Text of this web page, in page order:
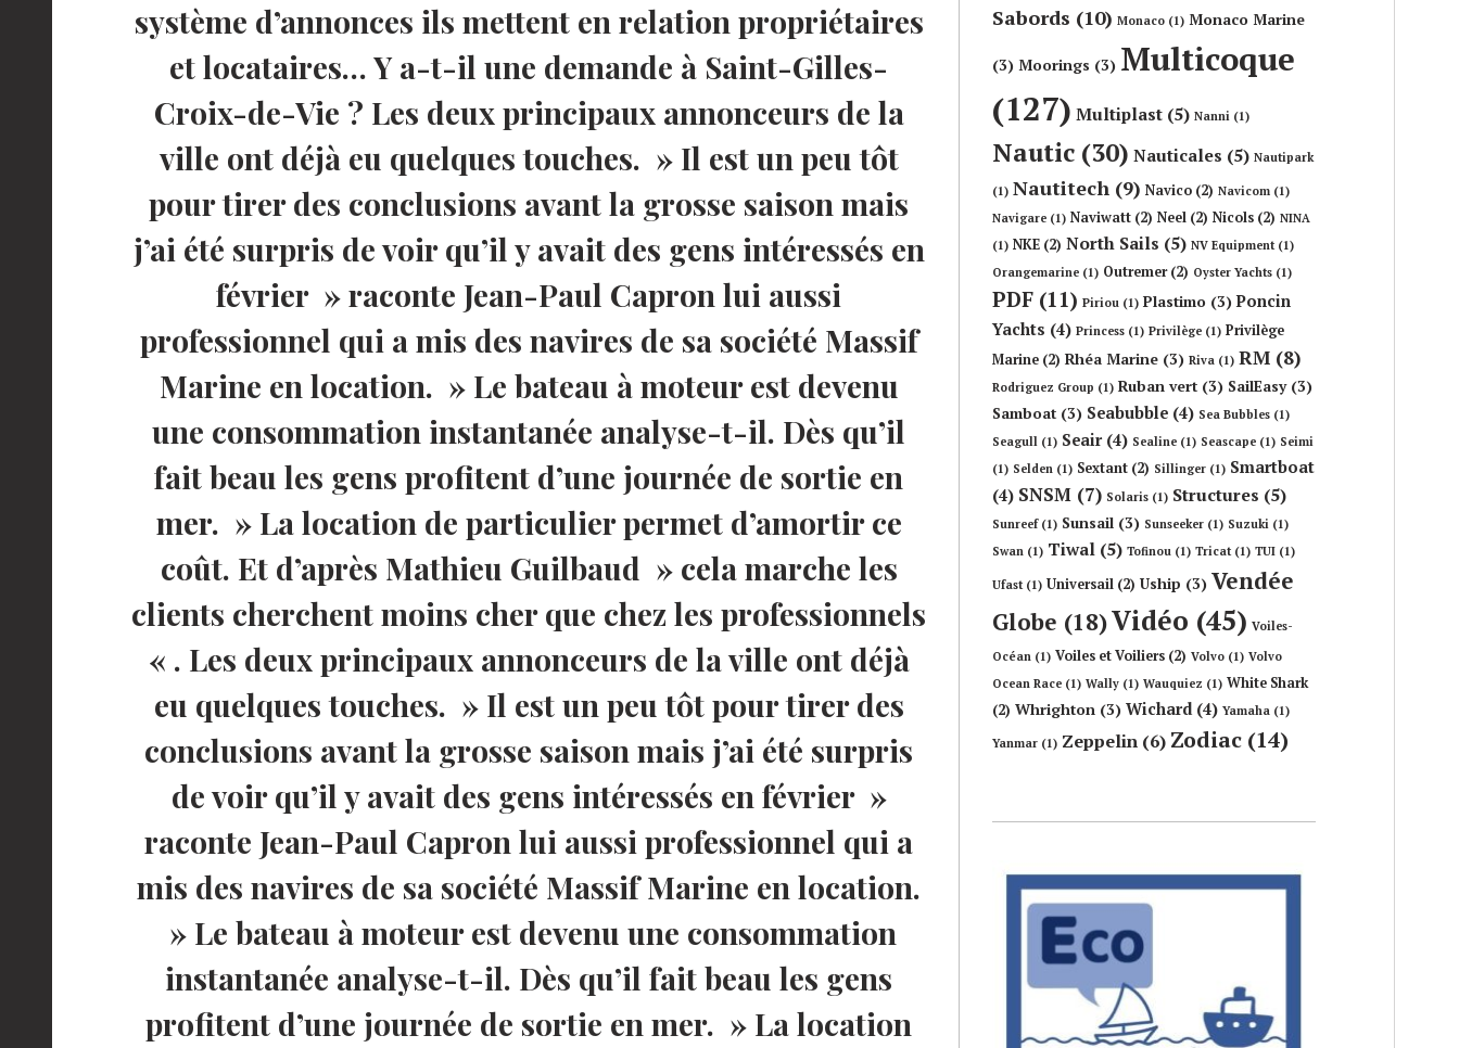
système d’annonces ils mettent en relation propriétaires
et locataires… Y a-t-il une demande à Saint-Gilles-
Croix-de-Vie ? Les deux principaux annonceurs de la
ville ont déjà eu quelques touches. » Il est un peu tôt
pour tirer des conclusions avant la grosse saison mais
j’ai été surpris de voir qu’il y avait des gens intéressés en
février » raconte Jean-Paul Capron lui aussi
professionnel qui a mis des navires de sa société Massif
Marine en location. » Le bateau à moteur est devenu
une consommation instantanée analyse-t-il. Dès qu’il
fait beau les gens profitent d’une journée de sortie en
mer. » La location de particulier permet d’amortir ce
coût. Et d’après Mathieu Guilbaud » cela marche les
clients cherchent moins cher que chez les professionnels
« . Les deux principaux annonceurs de la ville ont déjà
eu quelques touches. » Il est un peu tôt pour tirer des
conclusions avant la grosse saison mais j’ai été surpris
de voir qu’il y avait des gens intéressés en février »
raconte Jean-Paul Capron lui aussi professionnel qui a
mis des navires de sa société Massif Marine en location.
» Le bateau à moteur est devenu une consommation
instantanée analyse-t-il. Dès qu’il fait beau les gens
profitent d’une journée de sortie en mer. » La location
Sabords (10) Monaco (1) Monaco Marine
(3) Moorings (3) Multicoque
(127) Multiplast (5) Nanni (1)
Nautic (30) Nauticales (5) Nautipark
(1) Nautitech (9) Navico (2) Navicom (1)
Navigare (1) Naviwatt (2) Neel (2) Nicols (2) NINA
(1) NKE (2) North Sails (5) NV Equipment(1)
Orangemarine (1) Outremer(2) Oyster Yachts (1)
PDF (11) Piriou (1) Plastimo (3) Poncin
Yachts (4) Princess (1) Privilège (1) Privilège
Marine (2) Rhéa Marine (3) Riva (1) RM (8)
Rodriguez Group (1) Ruban vert (3) SailEasy(3)
Samboat (3) Seabubble (4) Sea Bubbles (1)
Seagull (1) Seair(4) Sealine (1) Seascape (1) Seimi
(1) Selden (1) Sextant (2) Sillinger (1) Smartboat
(4) SNSM (7) Solaris (1) Structures (5)
Sunreef(1) Sunsail (3) Sunseeker (1) Suzuki (1)
Swan (1) Tiwal (5) Tofinou (1) Tricat(1) TUI (1)
Ufast(1) Universail (2) Uship (3) Vendée
Globe (18)Vidéo (45) Voiles-
Océan (1) Voiles et Voiliers (2) Volvo (1) Volvo
Ocean Race (1) Wally (1) Wauquiez (1) White Shark
(2) Whrighton (3) Wichard(4) Yamaha (1)
Yanmar (1) Zeppelin (6) Zodiac (14)